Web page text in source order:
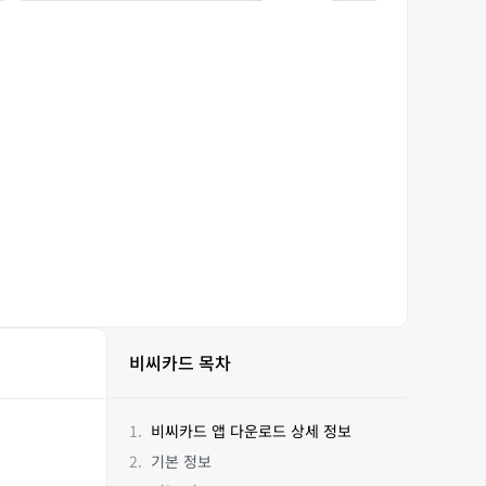
비씨카드 목차
비씨카드 앱 다운로드 상세 정보
기본 정보